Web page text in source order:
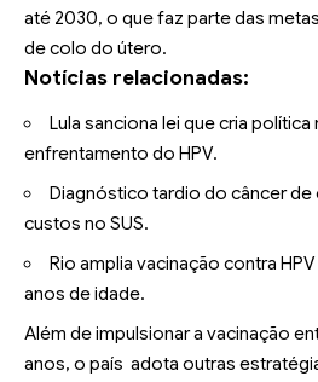
até 2030, o que faz parte das
de colo do útero.
Notícias relacionadas:
Lula sanciona lei que cria política
enfrentamento do HPV.
Diagnóstico tardio do câncer
custos no SUS.
Rio amplia vacinação contra
anos de idade.
Além de impulsionar a vacinação
anos, o país adota outras